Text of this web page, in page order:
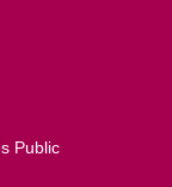
Public